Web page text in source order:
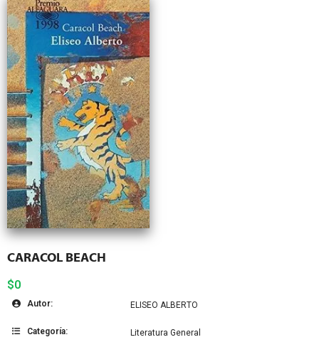
CARACOL BEACH
$0
Autor: ELISEO ALBERTO
Categoría: Literatura General